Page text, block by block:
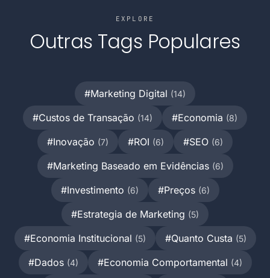
EXPLORE
Outras Tags Populares
#Marketing Digital (14)
#Custos de Transação (14) #Economia (8)
#Inovação (7) #ROI (6) #SEO (6)
#Marketing Baseado em Evidências (6)
#Investimento (6) #Preços (6)
#Estrategia de Marketing (5)
#Economia Institucional (5) #Quanto Custa (5)
#Dados (4) #Economia Comportamental (4)